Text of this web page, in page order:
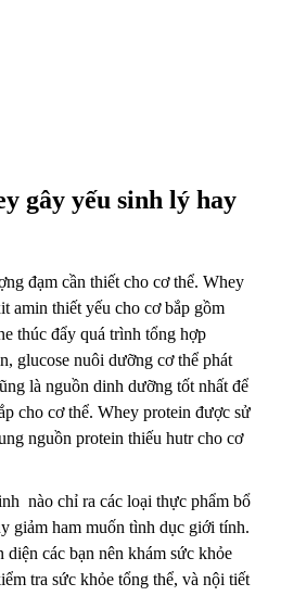
gây yếu sinh lý hay
đạm cần thiết cho cơ thể. Whey
amin thiết yếu cho cơ bắp gồm
thúc đẩy quá trình tổng hợp
glucose nuôi dưỡng cơ thể phát
là nguồn dinh dưỡng tốt nhất để
cho cơ thể. Whey protein được sử
nguồn protein thiếu hutr cho cơ
nào chỉ ra các loại thực phẩm bổ
giảm ham muốn tình dục giới tính.
các bạn nên khám sức khỏe
tra sức khỏe tổng thể, và nội tiết